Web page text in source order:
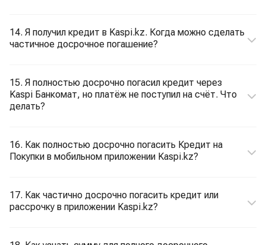
14. Я получил кредит в Kaspi.kz. Когда можно сделать
частичное досрочное погашение?
15. Я полностью досрочно погасил кредит через
Kaspi Банкомат, но платёж не поступил на счёт. Что
делать?
16. Как полностью досрочно погасить Кредит на
Покупки в мобильном приложении Kaspi.kz?
17. Как частично досрочно погасить кредит или
рассрочку в приложении Kaspi.kz?